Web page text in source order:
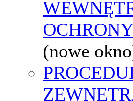
(nowe